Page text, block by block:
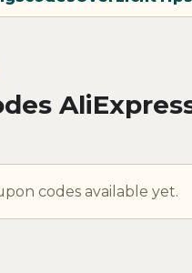
codes available yet.